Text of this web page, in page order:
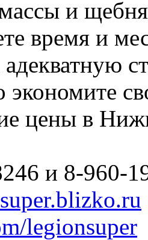
и
время и
адекватную
экономите
цены в
и 8-960-
legionsuper